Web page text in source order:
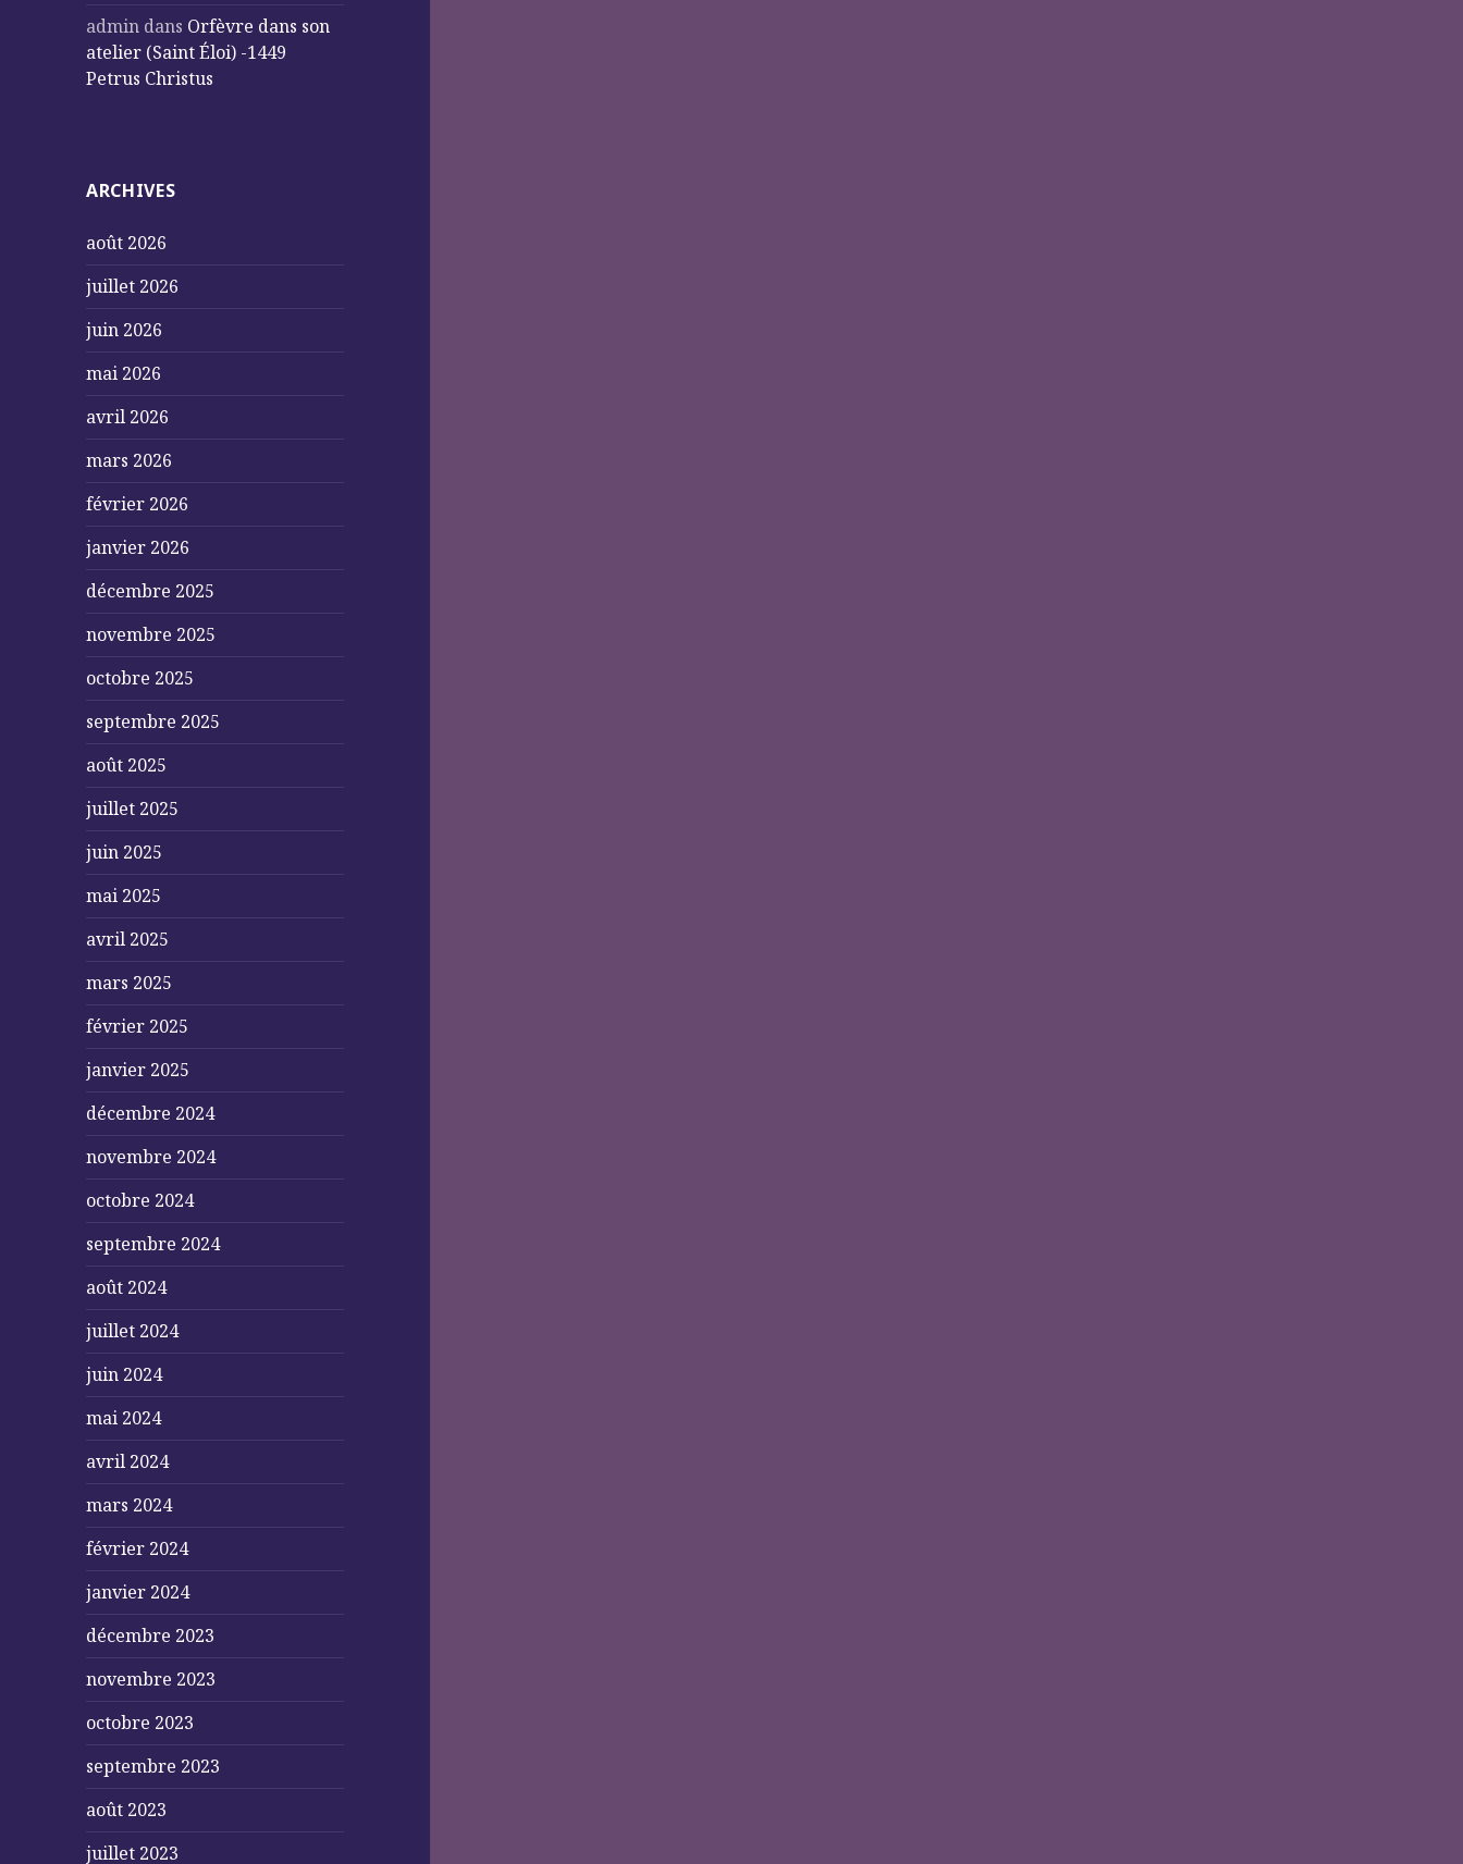
admin dans Orfèvre dans son
atelier (Saint Éloi) -1449
Petrus Christus
ARCHIVES
août 2026
juillet 2026
juin 2026
mai 2026
avril 2026
mars 2026
février 2026
janvier 2026
décembre 2025
novembre 2025
octobre 2025
septembre 2025
août 2025
juillet 2025
juin 2025
mai 2025
avril 2025
mars 2025
février 2025
janvier 2025
décembre 2024
novembre 2024
octobre 2024
septembre 2024
août 2024
juillet 2024
juin 2024
mai 2024
avril 2024
mars 2024
février 2024
janvier 2024
décembre 2023
novembre 2023
octobre 2023
septembre 2023
août 2023
juillet 2023